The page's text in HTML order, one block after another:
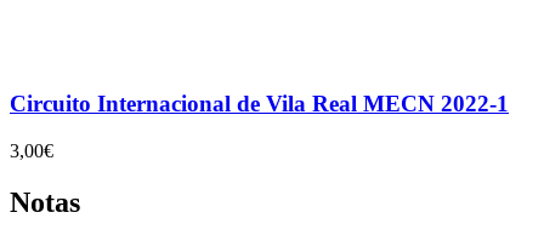
Circuito Internacional de Vila Real MECN 2022-1
3,00€
Notas